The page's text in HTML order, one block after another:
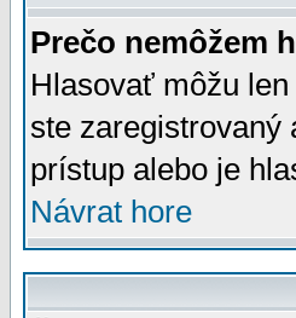
Prečo nemôžem
Hlasovať môžu
ste zaregistrovaný
prístup alebo je
Návrat hore